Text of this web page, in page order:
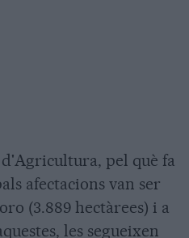
d'Agricultura, pel què fa
afectacions van ser
(3.889 hectàrees) i a
les segueixen